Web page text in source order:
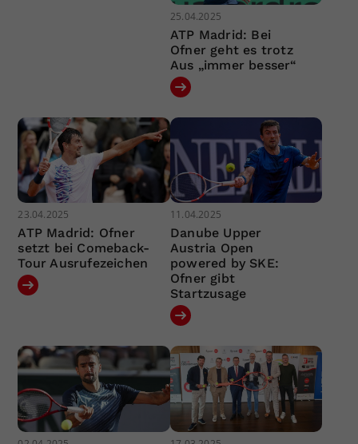
25.04.2025
ATP Madrid: Bei
Ofner geht es trotz
Aus „immer besser“
23.04.2025
ATP Madrid: Ofner
setzt bei Comeback-
Tour Ausrufezeichen
11.04.2025
Danube Upper
Austria Open
powered by SKE:
Ofner gibt
Startzusage